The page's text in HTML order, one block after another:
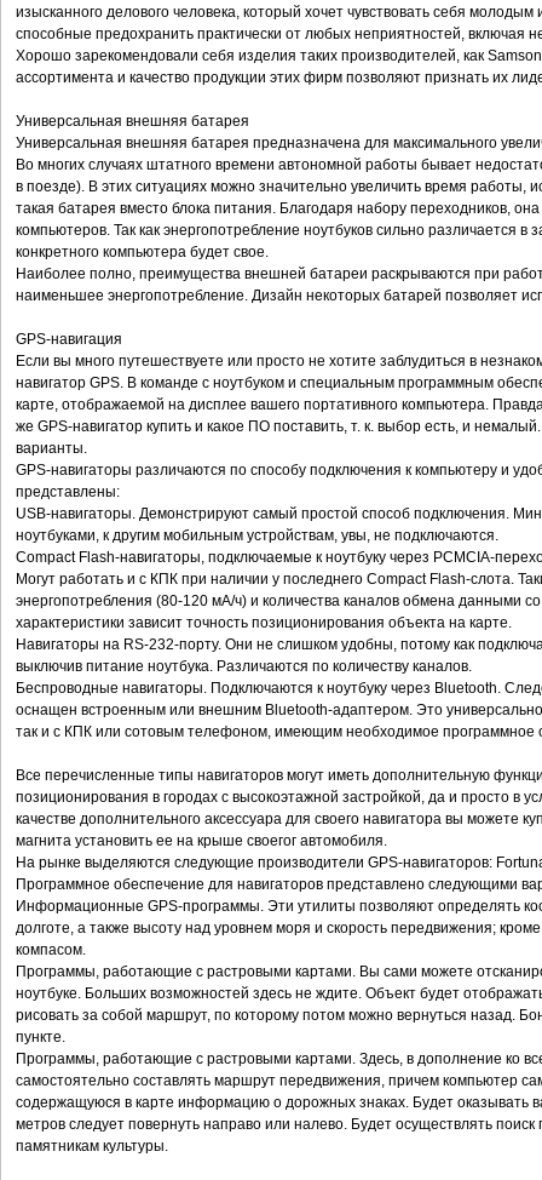
изысканного делового человека, который хочет чувствовать себя
способные предохранить практически от любых неприятностей, включая
Хорошо зарекомендовали себя изделия таких производителей, как
ассортимента и качество продукции этих фирм позволяют признать их
Универсальная внешняя батарея
Универсальная внешняя батарея предназначена для максимального
Во многих случаях штатного времени автономной работы бывает
в поезде). В этих ситуациях можно значительно увеличить время
такая батарея вместо блока питания. Благодаря набору переходников,
компьютеров. Так как энергопотребление ноутбуков сильно различается
конкретного компьютера будет свое.
Наиболее полно, преимущества внешней батареи раскрываются при
наименьшее энергопотребление. Дизайн некоторых батарей позволяет
GPS-навигация
Если вы много путешествуете или просто не хотите заблудиться в
навигатор GPS. В команде с ноутбуком и специальным программным
карте, отображаемой на дисплее вашего портативного компьютера.
же GPS-навигатор купить и какое ПО поставить, т. к. выбор есть, и
варианты.
GPS-навигаторы различаются по способу подключения к компьютеру и
представлены:
USB-навигаторы. Демонстрируют самый простой способ подключения.
ноутбуками, к другим мобильным устройствам, увы, не подключаются.
Compact Flash-навигаторы, подключаемые к ноутбуку через PCMCIA-
Могут работать и с КПК при наличии у последнего Compact Flash-слота.
энергопотребления (80-120 мА/ч) и количества каналов обмена данными
характеристики зависит точность позиционирования объекта на карте.
Навигаторы на RS-232-порту. Они не слишком удобны, потому как
выключив питание ноутбука. Различаются по количеству каналов.
Беспроводные навигаторы. Подключаются к ноутбуку через Bluetooth.
оснащен встроенным или внешним Bluetooth-адаптером. Это
так и с КПК или сотовым телефоном, имеющим необходимое программное
Все перечисленные типы навигаторов могут иметь дополнительную
позиционирования в городах с высокоэтажной застройкой, да и просто в
качестве дополнительного аксессуара для своего навигатора вы
магнита установить ее на крыше своегог автомобиля.
На рынке выделяются следующие производители GPS-навигаторов:
Программное обеспечение для навигаторов представлено следующими
Информационные GPS-программы. Эти утилиты позволяют определять
долготе, а также высоту над уровнем моря и скорость передвижения;
компасом.
Программы, работающие с растровыми картами. Вы сами можете
ноутбуке. Больших возможностей здесь не ждите. Объект будет
рисовать за собой маршрут, по которому потом можно вернуться назад.
пункте.
Программы, работающие с растровыми картами. Здесь, в дополнение ко
самостоятельно составлять маршрут передвижения, причем компьютер
содержащуюся в карте информацию о дорожных знаках. Будет оказывать
метров следует повернуть направо или налево. Будет осуществлять
памятникам культуры.